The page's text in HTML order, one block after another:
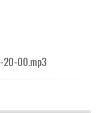
20-00.mp3